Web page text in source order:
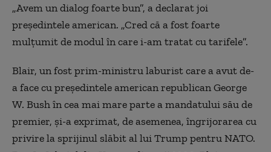
„Avem un dialog foarte bun”, a declarat joi
președintele american. „Cred că a fost foarte
mulțumit de modul în care i-am tratat cu tarifele”.
Blair, un fost prim-ministru laburist care a avut de-
a face cu președintele american republican George
W. Bush în cea mai mare parte a mandatului său de
premier, și-a exprimat, de asemenea, îngrijorarea cu
privire la sprijinul slăbit al lui Trump pentru NATO.